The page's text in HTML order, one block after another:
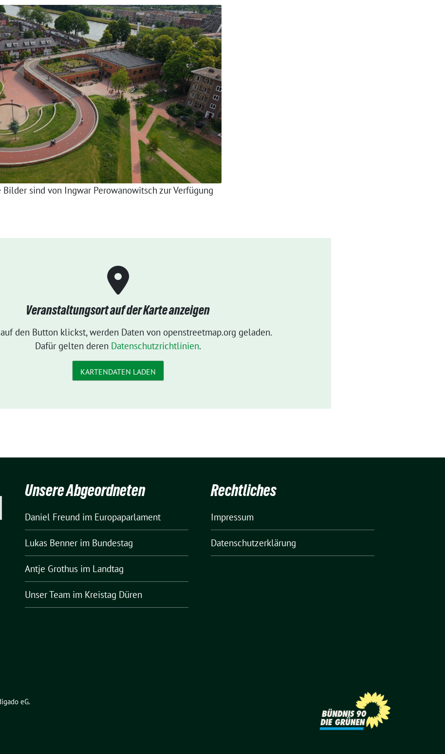
sind von Ingwar Perowanowitsch zur Verfügung
Veranstaltungsort auf der Karte anzeigen
den Button klickst, werden Daten von openstreetmap.org geladen.
Dafür gelten deren Datenschutzrichtlinien.
KARTENDATEN LADEN
Unsere Abgeordneten
Daniel Freund im Europaparlament
Lukas Bennerim Bundestag
Antje Grothus im Landtag
Unser Team im Kreistag Düren
Rechtliches
Impressum
Datenschutzerklärung
eG.